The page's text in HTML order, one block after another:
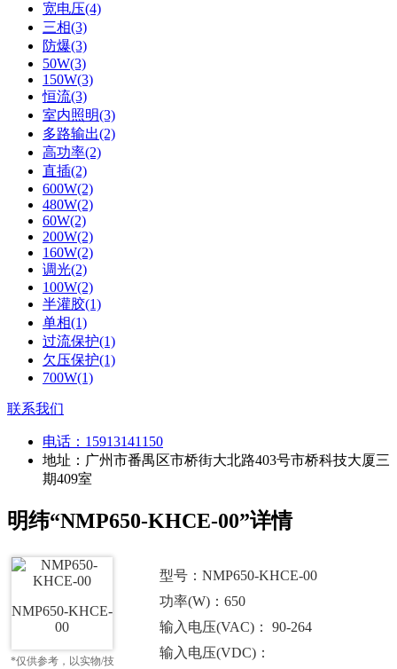
宽电压(4)
三相(3)
防爆(3)
50W(3)
150W(3)
恒流(3)
室内照明(3)
多路输出(2)
高功率(2)
直插(2)
600W(2)
480W(2)
60W(2)
200W(2)
160W(2)
调光(2)
100W(2)
半灌胶(1)
单相(1)
过流保护(1)
欠压保护(1)
700W(1)
联系我们
电话： 15913141150
地址：广州市番禺区市桥街大北路403号市桥科技大厦三
期409室
明纬“NMP650-KHCE-00”详情
NMP650-KHCE-
00
*仅供参考，以实物/技
型号：NMP650-KHCE-00
功率(W)：650
输入电压(VAC)： 90-264
输入电压(VDC)：